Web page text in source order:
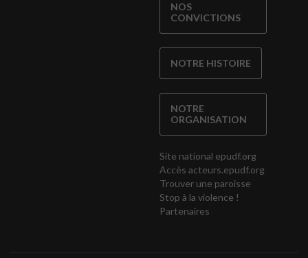
NOS
CONVICTIONS
NOTRE HISTOIRE
NOTRE
ORGANISATION
Site national epudf.org
Accès acteurs.epudf.org
Trouver une paroisse
Stop à la violence !
Partenaires